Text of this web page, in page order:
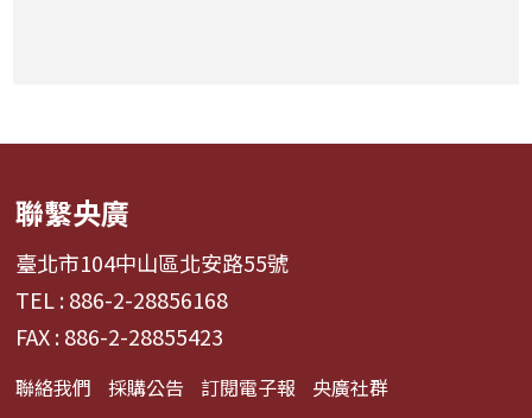
聯繫央廣
臺北市104中山區北安路55號
TEL : 886-2-28856168
FAX : 886-2-28855423
聯絡我們 採購公告 訂閱電子報 央廣社群